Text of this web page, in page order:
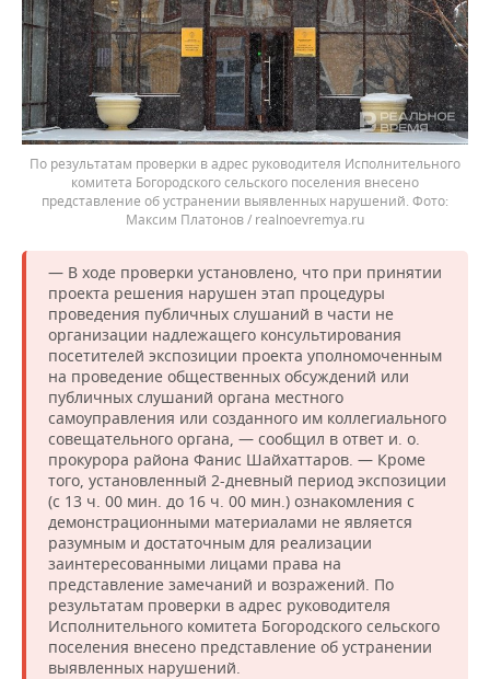
По результатам проверки в адрес руководителя Исполнительного
комитета Богородского сельского поселения внесено
представление об устранении выявленных нарушений.
Максим Платонов / realnoevremya.ru
— В ходе проверки установлено, что при принятии
проекта решения нарушен этап процедуры
проведения публичных слушаний в части не
организации надлежащего консультирования
посетителей экспозиции проекта уполномоченным
на проведение общественных обсуждений или
публичных слушаний органа местного
самоуправления или созданного им коллегиального
совещательного органа, — сообщил в ответ и. о.
прокурора района Фанис Шайхаттаров. — Кроме
того, установленный 2-дневный период экспозиции
(с 13 ч. 00 мин. до 16 ч. 00 мин.) ознакомления с
демонстрационными материалами не является
разумным и достаточным для реализации
заинтересованными лицами права на
представление замечаний и возражений. По
результатам проверки в адрес руководителя
Исполнительного комитета Богородского сельского
поселения внесено представление об устранении
выявленных нарушений.